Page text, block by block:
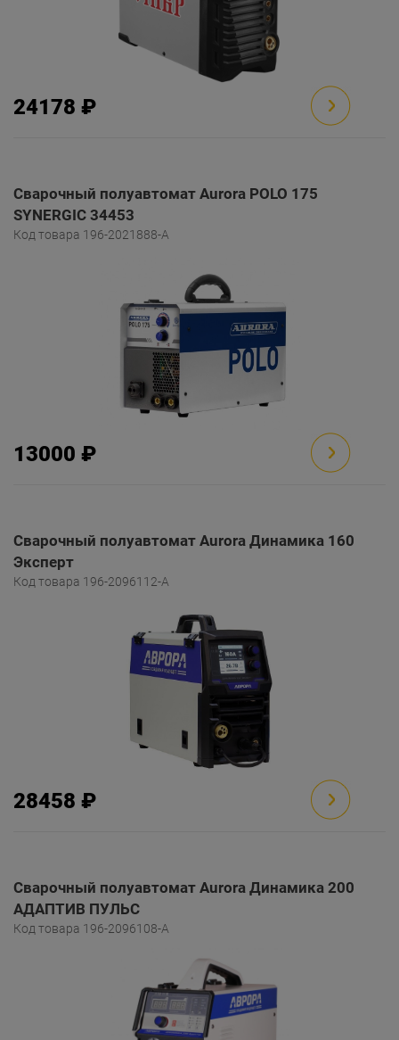
24178 ₽
Сварочный полуавтомат Aurora POLO 175
SYNERGIC 34453
Код товара 196-2021888-A
13000 ₽
Сварочный полуавтомат Aurora Динамика 160
Эксперт
Код товара 196-2096112-A
28458 ₽
Сварочный полуавтомат Aurora Динамика 200
АДАПТИВ ПУЛЬС
Код товара 196-2096108-A